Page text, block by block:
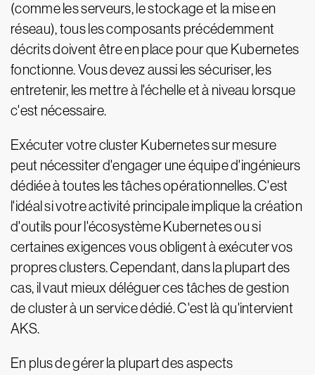
(comme les serveurs, le stockage et la mise en
réseau), tous les composants précédemment
décrits doivent être en place pour que Kubernetes
fonctionne. Vous devez aussi les sécuriser, les
entretenir, les mettre à l'échelle et à niveau lorsque
c'est nécessaire.
Exécuter votre cluster Kubernetes sur mesure
peut nécessiter d'engager une équipe d'ingénieurs
dédiée à toutes les tâches opérationnelles. C'est
l'idéal si votre activité principale implique la création
d'outils pour l'écosystème Kubernetes ou si
certaines exigences vous obligent à exécuter vos
propres clusters. Cependant, dans la plupart des
cas, il vaut mieux déléguer ces tâches de gestion
de cluster à un service dédié. C'est là qu'intervient
AKS.
En plus de gérer la plupart des aspects